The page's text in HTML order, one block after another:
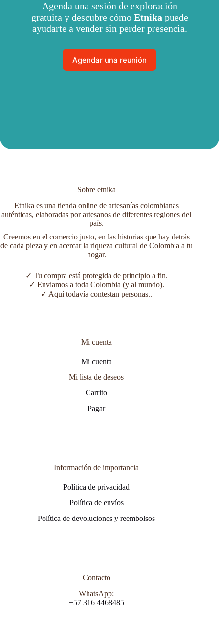
Agenda una sesión de exploración
gratuita y descubre cómo Etnika puede
ayudarte a vender sin perder presencia.
Agendar una reunión
Sobre etnika
Etnika es una tienda online de artesanías colombianas
auténticas, elaboradas por artesanos de diferentes regiones del
país.
Creemos en el comercio justo, en las historias que hay detrás
de cada pieza y en acercar la riqueza cultural de Colombia a tu
hogar.
✓ Tu compra está protegida de principio a fin.
✓ Enviamos a toda Colombia (y al mundo).
✓ Aquí todavía contestan personas..
Mi cuenta
Mi cuenta
Mi lista de deseos
Carrito
Pagar
Información de importancia
Política de privacidad
Política de envíos
Política de devoluciones y reembolsos
Contacto
WhatsApp:
+57 316 4468485